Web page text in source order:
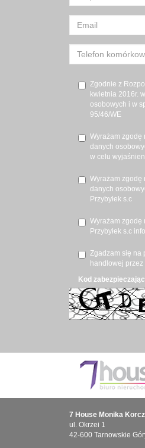
Zgodnie z
kwietnia 2016r.
osobowych i w
95/46/WE
Wyrażam zgodę
danych
w celu
Wyrażam zgodę
danych
Przybyłek s.c
Wyrażam zgodę
Przybyłek s.c
Zgadzam się na
handlowej przez
Kod
7 House Monika
ul. Okrzei 1
42-600 Tarnowskie